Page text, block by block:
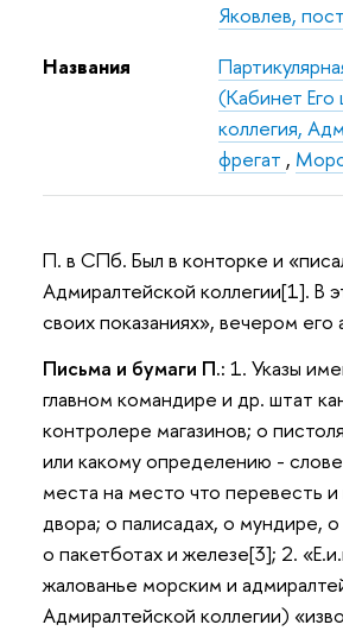
Яковлев,
Названия
(Кабинет Его
коллегия,
фрегат ,
П. в СПб. Был в конторке и
Адмиралтейской коллегии[1]. В
своих показаниях», вечером его
Письма и бумаги П.: 1. Указы
главном командире и др. штат
контролере магазинов; о
или какому определению -
места на место что перевесть
двора; о палисадах, о мундире,
о пакетботах и железе[3]; 2.
жалованье морским и
Адмиралтейской коллегии)